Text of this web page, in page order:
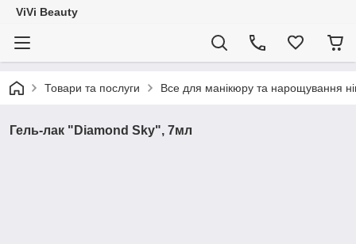
ViVi Beauty
Товари та послуги Все для манікюру та нарощування
Гель-лак "Diamond Sky", 7мл